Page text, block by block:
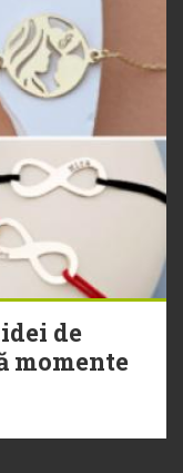
de
momente